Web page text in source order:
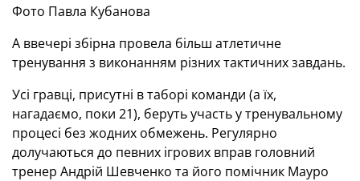
Фото Павла Кубанова
А ввечері збірна провела більш атлетичне
тренування з виконанням різних тактичних завдань.
Усі гравці, присутні в таборі команди (а їх,
нагадаємо, поки 21), беруть участь у тренувальному
процесі без жодних обмежень. Регулярно
долучаються до певних ігрових вправ головний
тренер Андрій Шевченко та його помічник Мауро